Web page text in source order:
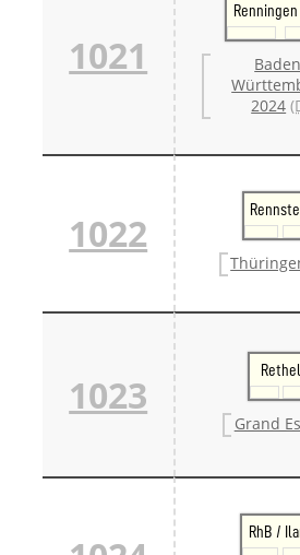
1021
Renningen
2024
1022
1023
Rethel
Grand
RhB /